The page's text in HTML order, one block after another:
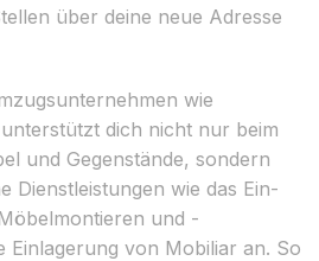
über deine neue Adresse
wie
dich nicht nur beim
und Gegenstände, sondern
Dienstleistungen wie das Ein-
und -
Einlagerung von Mobiliar an. So